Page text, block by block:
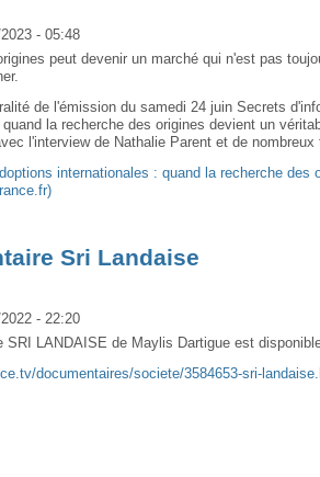
- 05:48
peut devenir un marché qui n'est pas
de l'émission du samedi 24 juin Secrets
la recherche des origines devient un
l'interview de Nathalie Parent et de
internationales : quand la recherche des
Sri Landaise
- 22:20
SRI LANDAISE de Maylis Dartigue est
documentaires/societe/3584653-sri-